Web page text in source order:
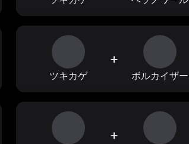
ツキカゲ
+
ボルカイザー
+